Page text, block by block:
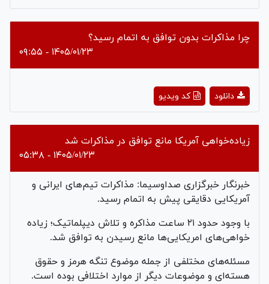
چرا مذاکرات بدون توافق به اتمام رسید؟
۱۴۰۵/۰۱/۲۳ - ۰۹:۵۵
Play
Video
کد ویدیو دانلود
زیاده‌خواهی آمریکا مانع توافق در مذاکرات شد
۱۴۰۵/۰۱/۲۳ - ۰۵:۳۸
خبرنگار خبرگزاری صداوسیما: مذاکرات تیم‌های ایرانی و
آمریکایی دقایقی پیش به اتمام رسید.
با وجود حدود ۲۱ ساعت مذاکره و تلاش دیپلماتیک؛ زیاده
خواهی‌های امریکایی‌ها مانع رسیدن به توافق شد.
مسئله‌های مختلفی از جمله موضوع تنگه هرمز و حقوق
هسته‌ای و موضوعات دیگر از موارد اختلافی بوده است.